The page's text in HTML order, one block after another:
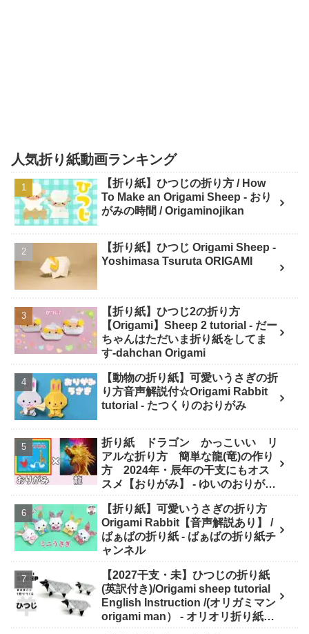
人気折り紙動画ランキング
【折り紙】ひつじの折り方 / How
To Make an Origami Sheep - おり
がみの時間 / Origaminojikan
【折り紙】ひつじ Origami Sheep -
Yoshimasa Tsuruta ORIGAMI
【折り紙】ひつじ2の折り方
【Origami】Sheep 2 tutorial - だー
ちゃんはただいま折り紙をしてま
す-dahchan Origami
【動物の折り紙】可愛いうさぎの折
り方音声解説付☆Origami Rabbit
tutorial - たつくりのおりがみ
折り紙 ドラゴン かっこいい リ
アルな折り方 簡単な龍(竜)の作り
方 2024年・辰年の干支にもオス
スメ【おりがみ】 - ゆいのおりがみ
【折り紙】可愛いうさぎの折り方
Origami Rabbit【音声解説あり】 /
ばぁばの折り紙 - ばぁばの折り紙チ
ャンネル
【2027干支・未】ひつじの折り紙
(英訳付き)/Origami sheep tutorial
English Instruction /(オリガミマン
origami man） - オリオリ折り紙マ